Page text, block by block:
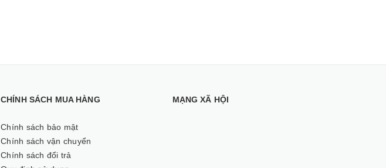
CHÍNH SÁCH MUA HÀNG
Chính sách bảo mật
Chính sách vận chuyển
Chính sách đổi trả
MẠNG XÃ HỘI